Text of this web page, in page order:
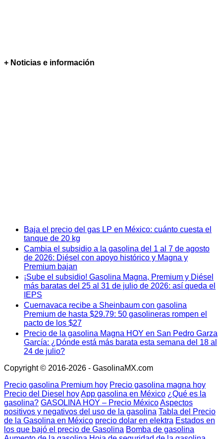
+ Noticias e información
Baja el precio del gas LP en México: cuánto cuesta el
tanque de 20 kg
Cambia el subsidio a la gasolina del 1 al 7 de agosto
de 2026: Diésel con apoyo histórico y Magna y
Premium bajan
¡Sube el subsidio! Gasolina Magna, Premium y Diésel
más baratas del 25 al 31 de julio de 2026: así queda el
IEPS
Cuernavaca recibe a Sheinbaum con gasolina
Premium de hasta $29.79: 50 gasolineras rompen el
pacto de los $27
Precio de la gasolina Magna HOY en San Pedro Garza
García: ¿Dónde está más barata esta semana del 18 al
24 de julio?
Copyright © 2016-2026 - GasolinaMX.com
Precio gasolina Premium hoy Precio gasolina magna hoy
Precio del Diesel hoyApp gasolina en México ¿Qué es la
gasolina? GASOLINA HOY – Precio MéxicoAspectos
positivos y negativos del uso de la gasolina Tabla del Precio
de la Gasolina en México precio dolar en elektra Estados en
los que bajó el precio de Gasolina Bomba de gasolina